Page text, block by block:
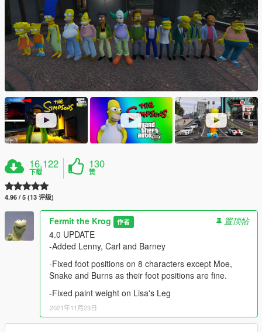
16,122
下载
130
赞
4.96 / 5 (13 评级)
Fermit the Krog 作者
置顶帖
4.0 UPDATE
-Added Lenny, Carl and Barney
-Fixed foot positions on 8 characters except Moe,
Snake and Burns as their foot positions are fine.
-Fixed paint weight on Lisa's Leg
2021年11月23日